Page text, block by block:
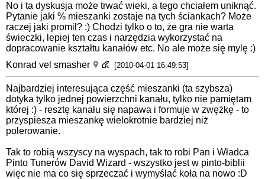
No i ta dyskusja może trwać wieki, a tego chciałem uniknąć.
Pytanie jaki % mieszanki zostaje na tych ściankach? Może
raczej jaki promil? :) Chodzi tylko o to, że gra nie warta
świeczki, lepiej ten czas i narzędzia wykorzystać na
dopracowanie kształtu kanałów etc. No ale może się mylę :)
Konrad vel smasher
[2010-04-01 16:49:53]
Najbardziej interesująca część mieszanki (ta szybsza)
dotyka tylko jednej powierzchni kanału, tylko nie pamiętam
której :) - resztę kanału się napawa i formuje w zwężkę - to
przyspiesza mieszankę wielokrotnie bardziej niż
polerowanie.
Tak to robią wszyscy na wyspach, tak to robi Pan i Władca
Pinto Tunerów David Wizard - wszystko jest w pinto-biblii
więc nie ma co się sprzeczać i wymyślać koła na nowo :D